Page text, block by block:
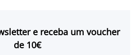
e receba um voucher
de 10€